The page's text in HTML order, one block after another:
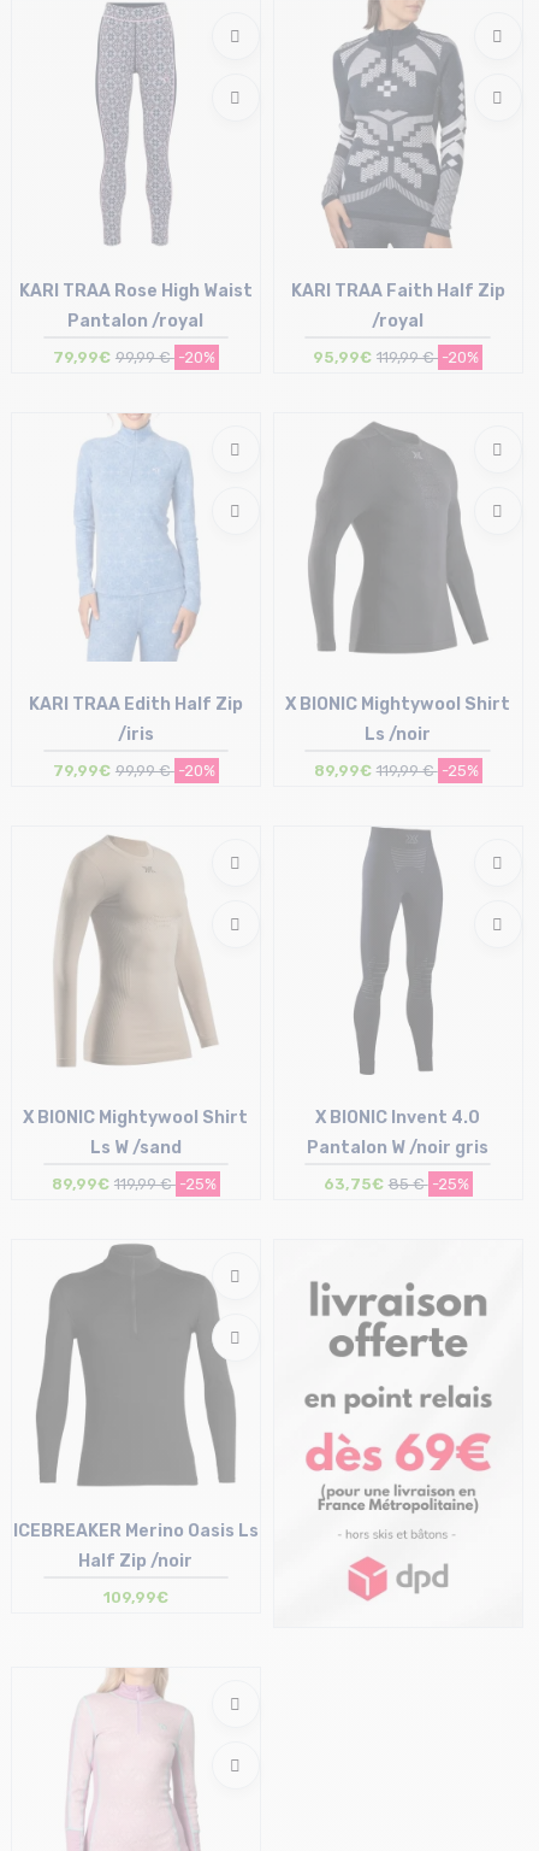
XS | S | M
M-L | XS-S
XS | S | M | L
KARI TRAA Rose High Waist
Pantalon /royal
79,99€ 99,99 € -20%
XS | S
KARI TRAA Faith Half Zip
/royal
95,99€ 119,99 € -20%
S | M
KARI TRAA Edith Half Zip
/iris
79,99€ 99,99 € -20%
X BIONIC Mightywool Shirt
Ls /noir
89,99€ 119,99 € -25%
X BIONIC Mightywool Shirt
Ls W /sand
89,99€ 119,99 € -25%
X BIONIC Invent 4.0
Pantalon W /noir gris
63,75€ 85 € -25%
S | M | XL | XXL
ICEBREAKER Merino Oasis Ls
Half Zip /noir
109,99€